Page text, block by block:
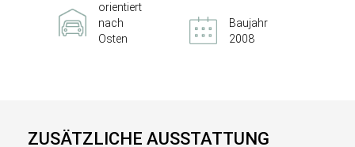
orientiert
nach
Osten
Baujahr
2008
ZUSÄTZLICHE AUSSTATTUNG